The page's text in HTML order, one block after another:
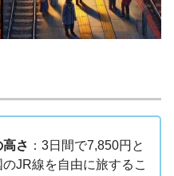
さ ：3日間で7,850円と
JR線を自由に旅するこ